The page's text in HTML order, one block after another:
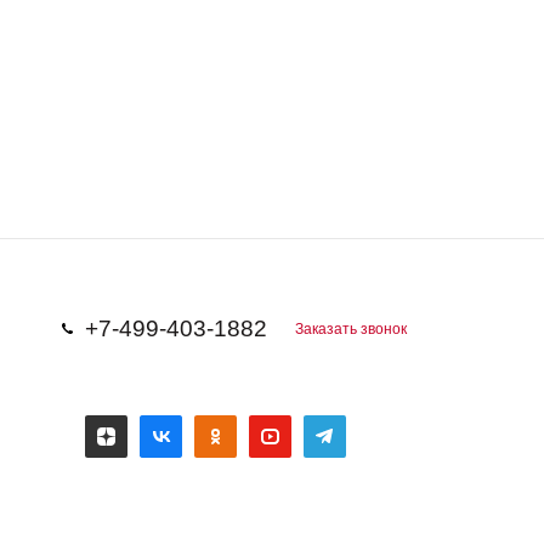
+7-499-403-1882 Заказать звонок